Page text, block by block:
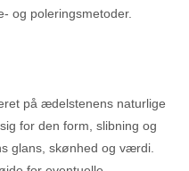
og poleringsmetoder.
på ædelstenens naturlige
for den form, slibning og
glans, skønhed og værdi.